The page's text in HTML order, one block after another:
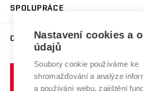
Brno
Celoživotní vzdělávání
E-přihláška
Harmonogram akademického roku
Závěrečné práce
Doktorské studium
Zpracování osobních údajů studentů
Sociální bezpečí
Studium bez bariér
Podpora podnikání
Mezinárodní vědecká rada
Systém zajišťování kvality výzkumu
Výzkumné infrastruktury
Transfer znalostí
SPOLUPRÁCE
Firemní spolupráce
Zahraniční spolupráce
Spolupráce se školami
Služby univerzity
O UNIVERZITĚ
Profil univerzity
Udržitelná univerzita
Nastavení cookies a
údajů
Soubory cookie používáme ke
shromažďování a analýze
a používání webu, zajištění